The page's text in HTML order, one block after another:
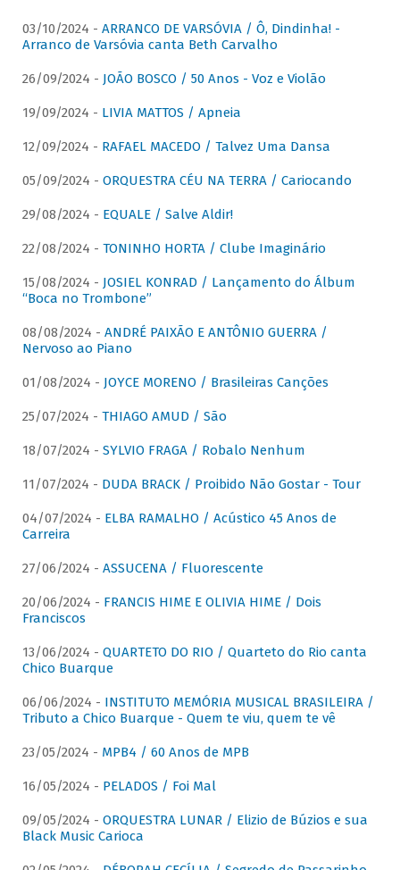
03/10/2024 - ARRANCO DE VARSÓVIA / Ô, Dindinha! -
Arranco de Varsóvia canta Beth Carvalho
26/09/2024 - JOÃO BOSCO / 50 Anos - Voz e Violão
19/09/2024 - LIVIA MATTOS / Apneia
12/09/2024 - RAFAEL MACEDO / Talvez Uma Dansa
05/09/2024 - ORQUESTRA CÉU NA TERRA / Cariocando
29/08/2024 - EQUALE / Salve Aldir!
22/08/2024 - TONINHO HORTA / Clube Imaginário
15/08/2024 - JOSIEL KONRAD / Lançamento do Álbum
“Boca no Trombone”
08/08/2024 - ANDRÉ PAIXÃO E ANTÔNIO GUERRA /
Nervoso ao Piano
01/08/2024 - JOYCE MORENO / Brasileiras Canções
25/07/2024 - THIAGO AMUD / São
18/07/2024 - SYLVIO FRAGA / Robalo Nenhum
11/07/2024 - DUDA BRACK / Proibido Não Gostar - Tour
04/07/2024 - ELBA RAMALHO / Acústico 45 Anos de
Carreira
27/06/2024 - ASSUCENA / Fluorescente
20/06/2024 - FRANCIS HIME E OLIVIA HIME / Dois
Franciscos
13/06/2024 - QUARTETO DO RIO / Quarteto do Rio canta
Chico Buarque
06/06/2024 - INSTITUTO MEMÓRIA MUSICAL BRASILEIRA /
Tributo a Chico Buarque - Quem te viu, quem te vê
23/05/2024 - MPB4 / 60 Anos de MPB
16/05/2024 - PELADOS / Foi Mal
09/05/2024 - ORQUESTRA LUNAR / Elizio de Búzios e sua
Black Music Carioca